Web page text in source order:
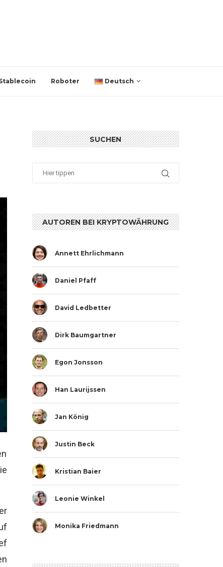
Roboter Deutsch
SUCHEN
AUTOREN BEI KRYPTOWÄHRUNG
Annett Ehrlichmann
Daniel Pfaff
David Ledbetter
Dirk Baumgartner
Egon Jonsson
Han Laurijssen
Jan König
Justin Beck
Kristian Baier
Leonie Winkel
Monika Friedmann